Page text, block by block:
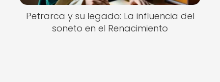
Petrarca y su legado: La influencia del
soneto en el Renacimiento